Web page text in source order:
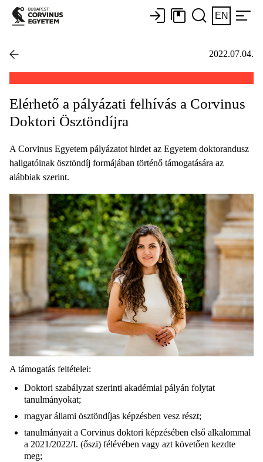
EN
2022.07.04.
Elérhető a pályázati felhívás a Corvinus
Doktori Ösztöndíjra
A Corvinus Egyetem pályázatot hirdet az Egyetem doktorandusz
hallgatóinak ösztöndíj formájában történő támogatására az
alábbiak szerint.
A támogatás feltételei:
Doktori szabályzat szerinti akadémiai pályán folytat
tanulmányokat;
magyar állami ösztöndíjas képzésben vesz részt;
tanulmányait a Corvinus doktori képzésében első alkalommal
a 2021/2022/I. (őszi) félévében vagy azt követően kezdte
meg;